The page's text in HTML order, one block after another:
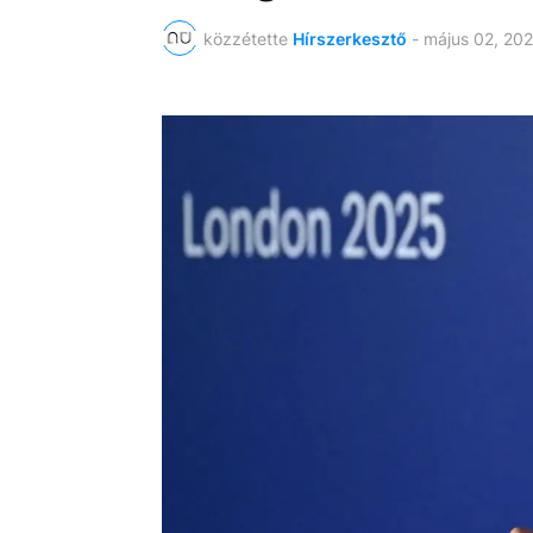
közzétette Hírszerkesztő - május 02,